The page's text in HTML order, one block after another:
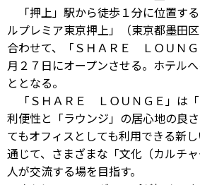
「押上」駅から徒歩１分に位置す
ルプレミア東京押上」（東京都墨田
合わせて、「ＳＨＡＲＥ ＬＯＵＮ
月２７日にオープンさせる。ホテル
ととなる。
「ＳＨＡＲＥ ＬＯＵＮＧＥ」は
利便性と「ラウンジ」の居心地の良
てもオフィスとしても利用できる新
通じて、さまざまな「文化（カルチ
人が交流する場を目指す。